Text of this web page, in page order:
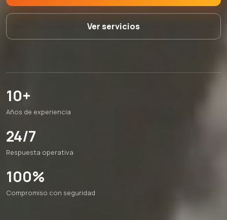
Ver servicios
10+
Años de experiencia
24/7
Respuesta operativa
100%
Compromiso con seguridad